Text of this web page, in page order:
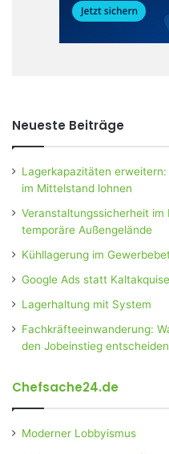
Neueste Beiträge
Lagerkapazitäten
im Mittelstand lohnen
Veranstaltungssicherheit
temporäre Außengelände
Kühllagerung im
Google Ads statt
Lagerhaltung mit System
Fachkräfteeinwanderung:
den Jobeinstieg entscheiden
Chefsache24.de
Moderner Lobbyismus